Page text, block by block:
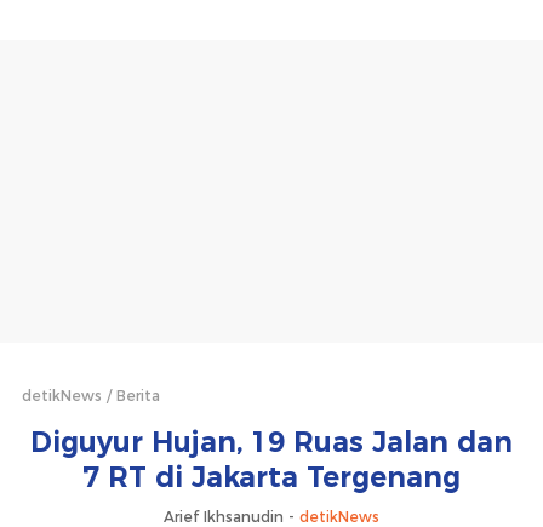
detikNews Berita
Diguyur Hujan, 19 Ruas Jalan dan
7 RT di Jakarta Tergenang
Arief Ikhsanudin - detikNews